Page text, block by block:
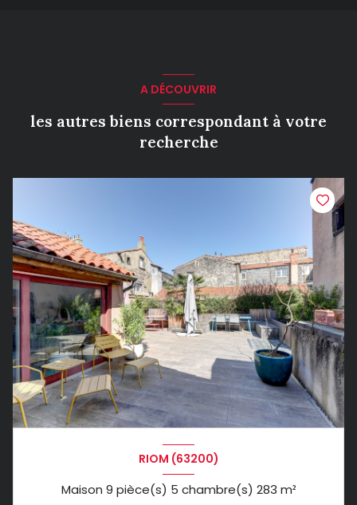
A DÉCOUVRIR
les autres biens correspondant à votre
recherche
RIOM (63200)
Maison 9 pièce(s) 5 chambre(s) 283 m²